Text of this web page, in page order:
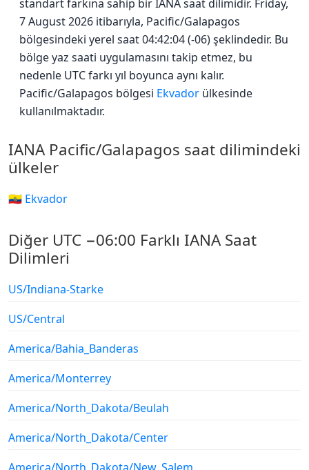
standart farkına sahip bir IANA saat dilimidir. Friday,
7 August 2026 itibarıyla, Pacific/Galapagos
bölgesindeki yerel saat 04:42:04 (-06) şeklindedir. Bu
bölge yaz saati uygulamasını takip etmez, bu
nedenle UTC farkı yıl boyunca aynı kalır.
Pacific/Galapagos bölgesi Ekvador ülkesinde
kullanılmaktadır.
IANA Pacific/Galapagos saat dilimindeki
ülkeler
🇪🇨 Ekvador
Diğer UTC −06:00 Farklı IANA Saat
Dilimleri
US/Indiana-Starke
US/Central
America/Bahia_Banderas
America/Monterrey
America/North_Dakota/Beulah
America/North_Dakota/Center